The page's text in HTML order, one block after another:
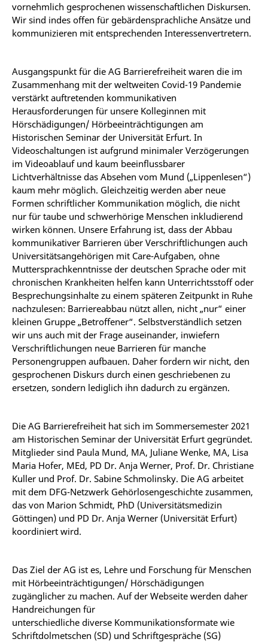
vornehmlich gesprochenen wissenschaftlichen Diskursen.
Wir sind indes offen für gebärdensprachliche Ansätze und
kommunizieren mit entsprechenden Interessenvertretern.
Ausgangspunkt für die AG Barrierefreiheit waren die im
Zusammenhang mit der weltweiten Covid-19 Pandemie
verstärkt auftretenden kommunikativen
Herausforderungen für unsere Kolleginnen mit
Hörschädigungen/ Hörbeeinträchtigungen am
Historischen Seminar der Universität Erfurt. In
Videoschaltungen ist aufgrund minimaler Verzögerungen
im Videoablauf und kaum beeinflussbarer
Lichtverhältnisse das Absehen vom Mund („Lippenlesen“)
kaum mehr möglich. Gleichzeitig werden aber neue
Formen schriftlicher Kommunikation möglich, die nicht
nur für taube und schwerhörige Menschen inkludierend
wirken können. Unsere Erfahrung ist, dass der Abbau
kommunikativer Barrieren über Verschriftlichungen auch
Universitätsangehörigen mit Care-Aufgaben, ohne
Muttersprachkenntnisse der deutschen Sprache oder mit
chronischen Krankheiten helfen kann Unterrichtsstoff oder
Besprechungsinhalte zu einem späteren Zeitpunkt in Ruhe
nachzulesen: Barriereabbau nützt allen, nicht „nur“ einer
kleinen Gruppe „Betroffener“. Selbstverständlich setzen
wir uns auch mit der Frage auseinander, inwiefern
Verschriftlichungen neue Barrieren für manche
Personengruppen aufbauen. Daher fordern wir nicht, den
gesprochenen Diskurs durch einen geschriebenen zu
ersetzen, sondern lediglich ihn dadurch zu ergänzen.
Die AG Barrierefreiheit hat sich im Sommersemester 2021
am Historischen Seminar der Universität Erfurt gegründet.
Mitglieder sind Paula Mund, MA, Juliane Wenke, MA, Lisa
Maria Hofer, MEd, PD Dr. Anja Werner, Prof. Dr. Christiane
Kuller und Prof. Dr. Sabine Schmolinsky. Die AG arbeitet
mit dem DFG-Netzwerk Gehörlosengeschichte zusammen,
das von Marion Schmidt, PhD (Universitätsmedizin
Göttingen) und PD Dr. Anja Werner (Universität Erfurt)
koordiniert wird.
Das Ziel der AG ist es, Lehre und Forschung für Menschen
mit Hörbeeinträchtigungen/ Hörschädigungen
zugänglicher zu machen. Auf der Webseite werden daher
Handreichungen für
unterschiedliche diverse Kommunikationsformate wie
Schriftdolmetschen (SD) und Schriftgespräche (SG)